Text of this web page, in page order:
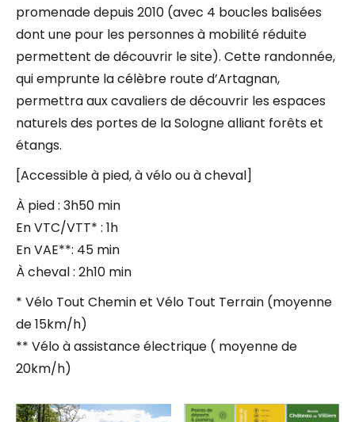
promenade depuis 2010 (avec 4 boucles balisées
dont une pour les personnes à mobilité réduite
permettent de découvrir le site). Cette randonnée,
qui emprunte la célèbre route d’Artagnan,
permettra aux cavaliers de découvrir les espaces
naturels des portes de la Sologne alliant forêts et
étangs.
[Accessible à pied, à vélo ou à cheval]
À pied : 3h50 min
En VTC/VTT* : 1h
En VAE**: 45 min
À cheval : 2h10 min
* Vélo Tout Chemin et Vélo Tout Terrain (moyenne
de 15km/h)
** Vélo à assistance électrique ( moyenne de
20km/h)